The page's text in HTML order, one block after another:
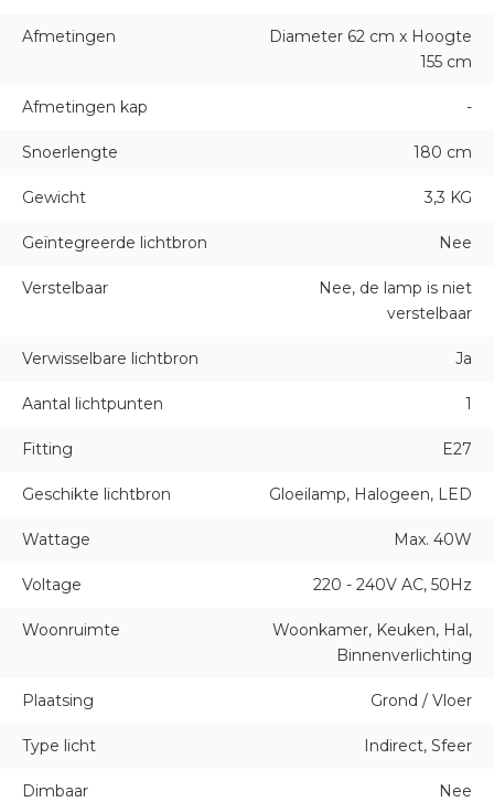
Afmetingen
Diameter 62 cm x Hoogte
155 cm
Afmetingen kap -
Snoerlengte 180 cm
Gewicht 3,3 KG
Geïntegreerde lichtbron Nee
Verstelbaar
Nee, de lamp is niet
verstelbaar
Verwisselbare lichtbron Ja
Aantal lichtpunten 1
Fitting E27
Geschikte lichtbron Gloeilamp, Halogeen, LED
Wattage Max. 40W
Voltage 220 - 240V AC, 50Hz
Woonruimte
Woonkamer, Keuken, Hal,
Binnenverlichting
Plaatsing Grond / Vloer
Type licht Indirect, Sfeer
Dimbaar Nee